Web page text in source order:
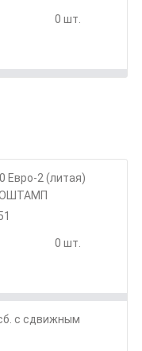
0 шт.
Евро-2 (литая)
0 шт.
с сдвижным